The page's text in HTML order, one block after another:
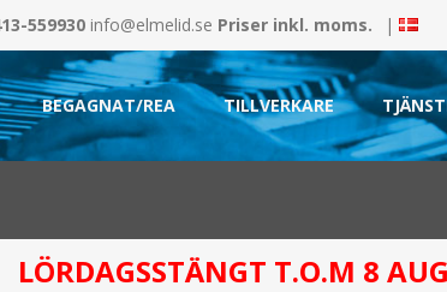
559930 info@elmelid.se Priser inkl. moms. |
BEGAGNAT/REA TILLVERKARE
LÖRDAGSSTÄNGT T.O.M 8